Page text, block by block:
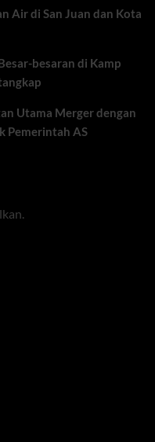
Air di San Juan dan Kota
besaran di Kamp
Utama Merger dengan
Pemerintah AS